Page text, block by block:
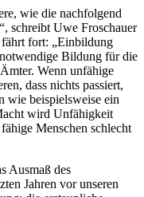
wie die nachfolgend
schreibt Uwe Froschauer
fort: „Einbildung
Bildung für die
Wenn unfähige
dass nichts passiert,
wie beispielsweise ein
wird Unfähigkeit
Menschen schlecht
Ausmaß des
Jahren vor unseren